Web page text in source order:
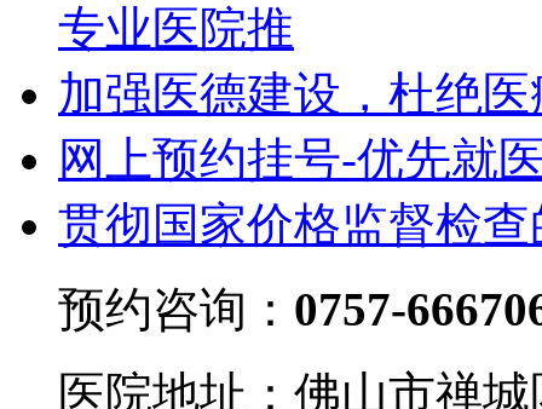
专业医院推
加强医德建设，杜绝
网上预约挂号-优先就
贯彻国家价格监督检
预约咨询： 0757-
医院地址：佛山市禅